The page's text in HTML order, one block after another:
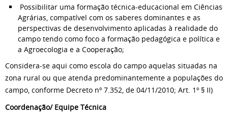
Possibilitar uma formação técnica-educacional em Ciências
Agrárias, compatível com os saberes dominantes e as
perspectivas de desenvolvimento aplicadas à realidade do
campo tendo como foco a formação pedagógica e política e
a Agroecologia e a Cooperação;
Considera-se aqui como escola do campo aquelas situadas na
zona rural ou que atenda predominantemente a populações do
campo, conforme Decreto nº 7.352, de 04/11/2010; Art. 1º § II)
Coordenação/ Equipe Técnica